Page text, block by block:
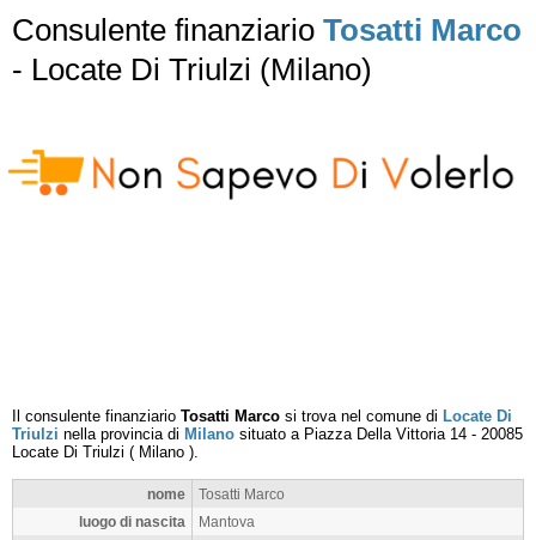
Consulente finanziario Tosatti Marco
- Locate Di Triulzi (Milano)
Il consulente finanziario Tosatti Marco si trova nel comune di Locate Di
Triulzi nella provincia di Milano situato a Piazza Della Vittoria 14 - 20085
Locate Di Triulzi ( Milano ).
nome
Tosatti Marco
luogo di nascita
Mantova